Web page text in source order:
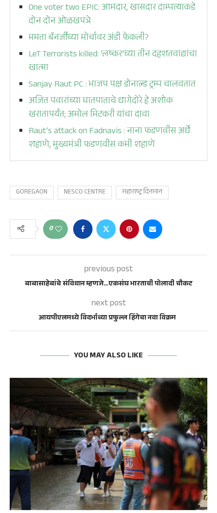
One voter two EPIC: आमदार, खासदार दाम्पत्याकडे
दोन दोन ओळखपत्रे
ममता बॅनर्जींच्या मोर्चावर अंडी फेकली?
LeT Terrorists killed: ‘लष्कर’च्या तीन दहशतवाद्यांचा
खात्मा
Sanjay Raut PC : भाजप पक्ष डोनाल्ड ट्रम्प चालवतात
अजित पवारांच्या घातपाताचे धागेदोरे हे अशोक
खरातापर्यंत; अमोल मिटकरी यांचा दावा
Raut’s attack on Fadnavis : नाना फडणवीस अर्धे
शहाणे, मुख्यमंत्री फडणवीस कमी शहाणे
GOREGAON NESCO CENTRE महाराष्ट्र दिनमान
0
previous post
बाबासाहेबांचे संविधान म्हणजे…एकसंघ भारताची पोलादी चौकट
next post
आयपीएलमध्ये विदर्भाच्या प्रफुल्ल हिंगेचा नवा विक्रम
YOU MAY ALSO LIKE